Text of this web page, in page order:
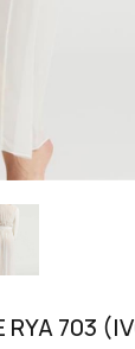
703